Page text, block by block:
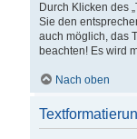
Durch Klicken des
Sie den
auch möglich, das
beachten! Es wird
Nach oben